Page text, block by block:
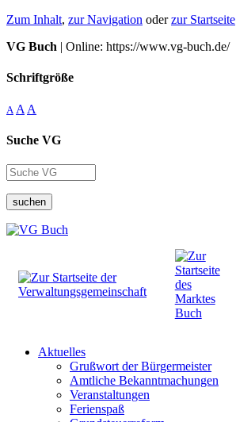
Zum Inhalt, zur Navigation oderzur Startseite
VG Buch | Online: https://www.vg-buch.de/
Schriftgröße
A A A
Suche VG
suchen
Aktuelles
Grußwort der Bürgermeister
Amtliche Bekanntmachungen
Veranstaltungen
Ferienspaß